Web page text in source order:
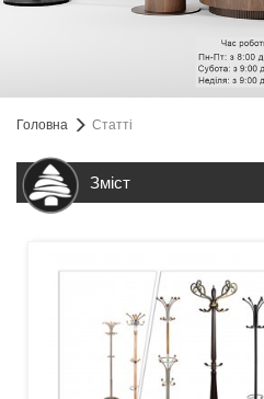
Головна Статті
Зміст